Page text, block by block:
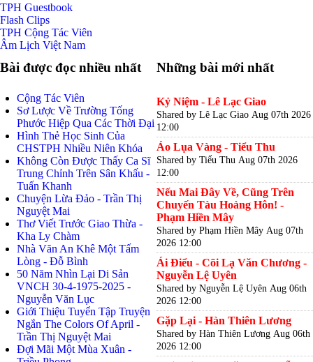
TPH Guestbook
Flash Clips
TPH Cộng Tác Viên
Âm Lịch Việt Nam
Bài được đọc nhiều nhất
Cộng Tác Viên
Sơ Lược Về Trường Tống
Phước Hiệp Qua Các Thời Đại
Hình Thẻ Học Sinh Của
CHSTPH Nhiều Niên Khóa
Không Còn Được Thấy Ca Sĩ
Trung Chỉnh Trên Sân Khấu -
Tuấn Khanh
Chuyện Lừa Đảo - Trần Thị
Nguyệt Mai
Thơ Viết Trước Giao Thừa -
Kha Ly Chàm
Nhà Văn An Khê Một Tấm
Lòng - Đỗ Bình
50 Năm Nhìn Lại Di Sản
VNCH 30-4-1975-2025 -
Nguyễn Văn Lục
Giới Thiệu Tuyển Tập Truyện
Ngắn The Colors Of April -
Trần Thị Nguyệt Mai
Đợi Mãi Một Mùa Xuân -
Những bài mới nhất
Kỷ Niệm - Lê Lạc Giao
Shared by Lê Lạc Giao Aug 07th 2026
12:00
Áo Lụa Vàng - Tiểu Thu
Shared by Tiểu Thu Aug 07th 2026
12:00
Nếu Mai Đây Về, Cũng Trên
Chuyến Tàu Hoàng Hôn! -
Phạm Hiền Mây
Shared by Phạm Hiền Mây Aug 07th
2026 12:00
Ái Điểu - Cõi Lạ Văn Chương -
Nguyễn Lệ Uyên
Shared by Nguyễn Lệ Uyên Aug 06th
2026 12:00
Gặp Lại - Hàn Thiên Lương
Shared by Hàn Thiên Lương Aug 06th
2026 12:00